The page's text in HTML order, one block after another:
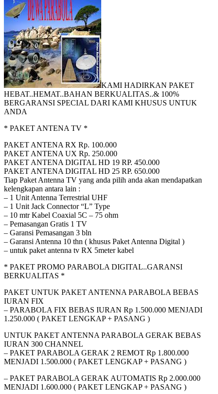
KAMI HADIRKAN PAKET
HEBAT..HEMAT..BAHAN BERKUALITAS..& 100%
BERGARANSI SPECIAL DARI KAMI KHUSUS UNTUK
ANDA
* PAKET ANTENA TV *
PAKET ANTENA RX Rp. 100.000
PAKET ANTENA UX Rp. 250.000
PAKET ANTENA DIGITAL HD 19 RP. 450.000
PAKET ANTENA DIGITAL HD 25 RP. 650.000
Tiap Paket Antenna TV yang anda pilih anda akan mendapatkan
kelengkapan antara lain :
– 1 Unit Antenna Terrestrial UHF
– 1 Unit Jack Connector “L” Type
– 10 mtr Kabel Coaxial 5C – 75 ohm
– Pemasangan Gratis 1 TV
– Garansi Pemasangan 3 bln
– Garansi Antenna 10 thn ( khusus Paket Antenna Digital )
– untuk paket antenna tv RX 5meter kabel
* PAKET PROMO PARABOLA DIGITAL..GARANSI
BERKUALITAS *
PAKET UNTUK PAKET ANTENNA PARABOLA BEBAS
IURAN FIX
– PARABOLA FIX BEBAS IURAN Rp 1.500.000 MENJADI
1.250.000 ( PAKET LENGKAP + PASANG )
UNTUK PAKET ANTENNA PARABOLA GERAK BEBAS
IURAN 300 CHANNEL
– PAKET PARABOLA GERAK 2 REMOT Rp 1.800.000
MENJADI 1.500.000 ( PAKET LENGKAP + PASANG )
– PAKET PARABOLA GERAK AUTOMATIS Rp 2.000.000
MENJADI 1.600.000 ( PAKET LENGKAP + PASANG )